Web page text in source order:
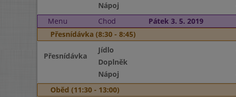
Nápoj
Menu
Chod Pátek 3. 5. 2019
Přesnídávka (8:30 - 8:45)
Přesnídávka
Jídlo
Doplněk
Nápoj
Oběd (11:30 - 13:00)